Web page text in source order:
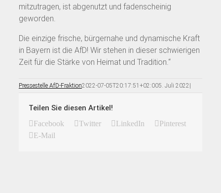
mitzutragen, ist abgenutzt und fadenscheinig
geworden.
Die einzige frische, bürgernahe und dynamische Kraft
in Bayern ist die AfD! Wir stehen in dieser schwierigen
Zeit für die Stärke von Heimat und Tradition.“
Pressestelle AfD-Fraktion2022-07-05T20:17:51+02:005. Juli 2022 |
Teilen Sie diesen Artikel!
Facebook Twitter LinkedIn
Pinterest
E-Mail